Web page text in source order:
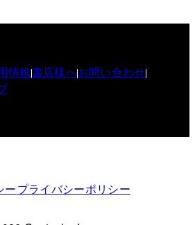
情報書店様へお問い合わせ
ープライバシーポリシー